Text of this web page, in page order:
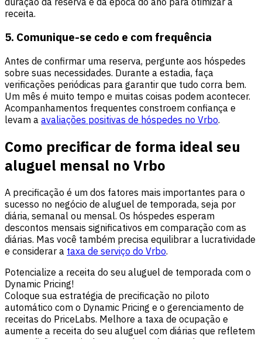
receita.
5. Comunique-se cedo e com frequência
Antes de confirmar uma reserva, pergunte aos hóspedes
sobre suas necessidades. Durante a estadia, faça
verificações periódicas para garantir que tudo corra bem.
Um mês é muito tempo e muitas coisas podem acontecer.
Acompanhamentos frequentes constroem confiança e
levam a avaliações positivas de hóspedes no Vrbo.
Como precificar de forma ideal seu
aluguel mensal no Vrbo
A precificação é um dos fatores mais importantes para o
sucesso no negócio de aluguel de temporada, seja por
diária, semanal ou mensal. Os hóspedes esperam
descontos mensais significativos em comparação com as
diárias. Mas você também precisa equilibrar a lucratividade
e considerar a taxa de serviço do Vrbo.
Potencialize a receita do seu aluguel de temporada com o
Dynamic Pricing!
Coloque sua estratégia de precificação no piloto
automático com o Dynamic Pricing e o gerenciamento de
receitas do PriceLabs. Melhore a taxa de ocupação e
aumente a receita do seu aluguel com diárias que refletem